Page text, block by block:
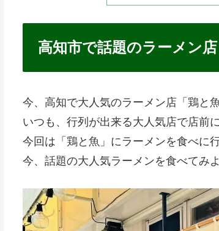
高知市で話題のラーメン
今、高知で大人気のラーメン店「鶏と
いつも、行列が出来る大人気店で店前
今回は「鶏と魚」にラーメンを食べに
今、話題の大人気ラーメンを食べてみよ